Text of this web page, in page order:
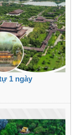
1 ngày